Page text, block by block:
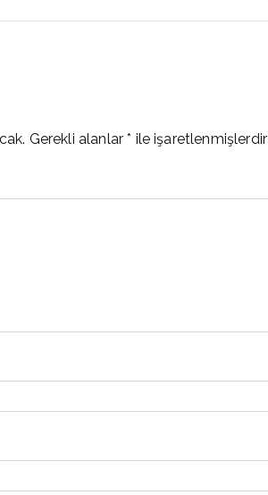
Gerekli alanlar* ile işaretlenmişlerdir